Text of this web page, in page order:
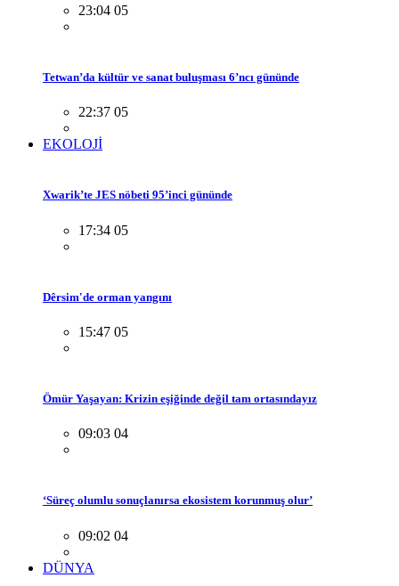
23:04 05
Tetwan’da kültür ve sanat buluşması 6’ncı gününde
22:37 05
EKOLOJİ
Xwarik’te JES nöbeti 95’inci gününde
17:34 05
Dêrsim'de orman yangını
15:47 05
Ömür Yaşayan: Krizin eşiğinde değil tam ortasındayız
09:03 04
‘Süreç olumlu sonuçlanırsa ekosistem korunmuş olur’
09:02 04
DÜNYA